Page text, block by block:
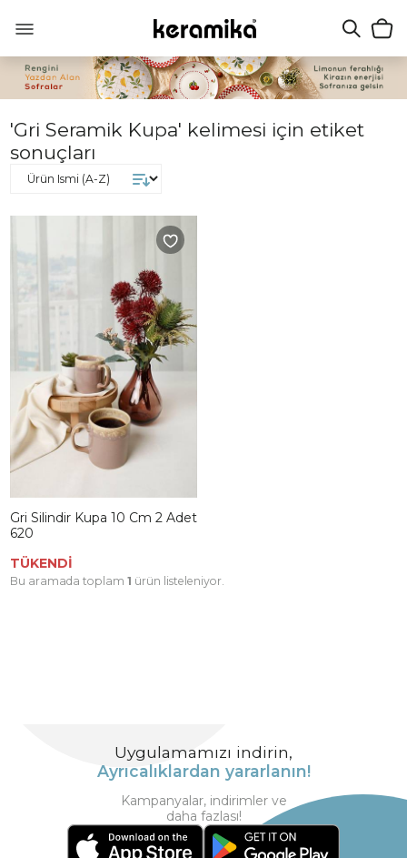
'Gri Seramik Kupa' kelimesi için etiket
sonuçları
Gri Silindir Kupa 10 Cm 2 Adet
620
TÜKENDİ
Bu aramada toplam 1 ürün listeleniyor.
Uygulamamızı indirin,
Ayrıcalıklardan yararlanın!
Kampanyalar, indirimler ve
daha fazlası!